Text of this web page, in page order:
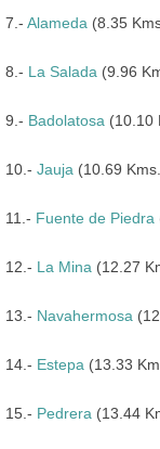
7.- Alameda (8.35
8.- La Salada (9.96
9.- Badolatosa (10.10
10.- Jauja (10.69
11.- Fuente de Piedra
12.- La Mina (12.27
13.- Navahermosa
14.- Estepa (13.33
15.- Pedrera (13.44